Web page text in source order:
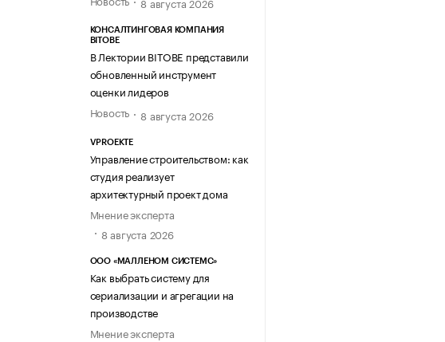
КОНСАЛТИНГОВАЯ КОМПАНИЯ
BITOBE
В Лектории BITOBE представили
обновленный инструмент
оценки лидеров
Новость
8 августа 2026
VPROEKTE
Управление строительством: как
студия реализует
архитектурный проект дома
Мнение эксперта
8 августа 2026
ООО «МАЛЛЕНОМ СИСТЕМС»
Как выбрать систему для
сериализации и агрегации на
производстве
Мнение эксперта